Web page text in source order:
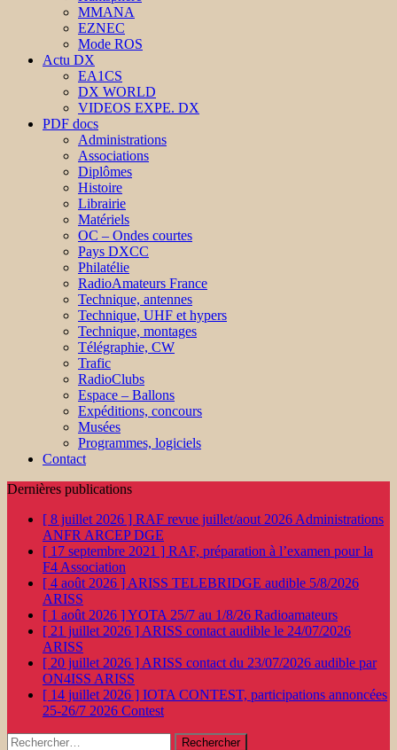
MMANA
EZNEC
Mode ROS
Actu DX
EA1CS
DX WORLD
VIDEOS EXPE. DX
PDF docs
Administrations
Associations
Diplômes
Histoire
Librairie
Matériels
OC – Ondes courtes
Pays DXCC
Philatélie
RadioAmateurs France
Technique, antennes
Technique, UHF et hypers
Technique, montages
Télégraphie, CW
Trafic
RadioClubs
Espace – Ballons
Expéditions, concours
Musées
Programmes, logiciels
Contact
Dernières publications
[ 8 juillet 2026 ] RAF revue juillet/aout 2026 Administrations
ANFR ARCEP DGE
[ 17 septembre 2021 ] RAF, préparation à l’examen pour la
F4 Association
[ 4 août 2026 ] ARISS TELEBRIDGE audible 5/8/2026
ARISS
[ 1 août 2026 ]YOTA 25/7 au 1/8/26 Radioamateurs
[ 21 juillet 2026 ] ARISS contact audible le 24/07/2026
ARISS
[ 20 juillet 2026 ] ARISS contact du 23/07/2026 audible par
ON4ISS ARISS
[ 14 juillet 2026 ] IOTA CONTEST, participations annoncées
25-26/7 2026 Contest
Rechercher :